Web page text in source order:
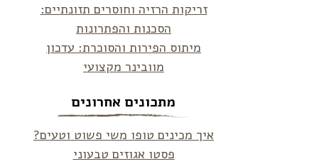
זריקות הרזיה וחוסרים תזונתיים:
הסכנות והפתרונות
מיתוס הפירות והסוכרת: עדכון
מוובינר מקצועי
מתכונים אחרונים
איך מכינים טופו משי פשוט וטעים?
פסטו אגוזים טבעוני